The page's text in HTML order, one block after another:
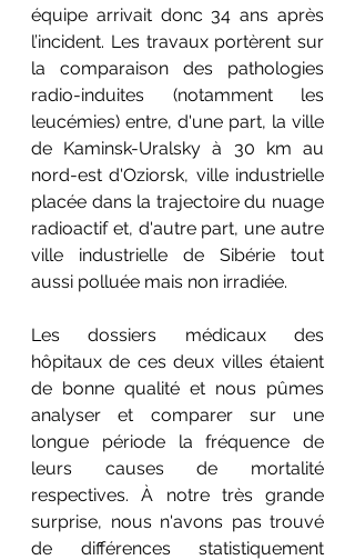
équipe arrivait donc 34 ans après
l’incident. Les travaux portèrent sur
la comparaison des pathologies
radio-induites (notamment les
leucémies) entre, d'une part, la ville
de Kaminsk-Uralsky à 30 km au
nord-est d'Oziorsk, ville industrielle
placée dans la trajectoire du nuage
radioactif et, d'autre part, une autre
ville industrielle de Sibérie tout
aussi polluée mais non irradiée.
Les dossiers médicaux des
hôpitaux de ces deux villes étaient
de bonne qualité et nous pûmes
analyser et comparer sur une
longue période la fréquence de
leurs causes de mortalité
respectives. À notre très grande
surprise, nous n'avons pas trouvé
de différences statistiquement